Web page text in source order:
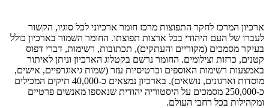
ארכיון המרכז לחקר התפוצות מרכז חומר ארכיוני לכל סוגיו, הקשור
לעברו של העם היהודי בכל ארצות תפוצתו. החומר השמור בארכיון כולל
בעיקר מסמכים (מקוריים והעתקים), תכתובות, רשימות, דברי דפוס
קטנים, כרזות וצילומים. החומר נרשם בקטלוג הארכיון וניתן לאיתור
באמצעות רשימות האוספים וכרטיסיות עזר (שמות גיאוגרפיים, אישים,
מוסדות וארגונים, נושאים). בארכיון נמצאים כ-40,000 תיקים המכילים
כ-250,000 מסמכים על היסטוריה יהודית שנאספו מאנשים פרטיים
ומקהילות בכל רחבי העולם.